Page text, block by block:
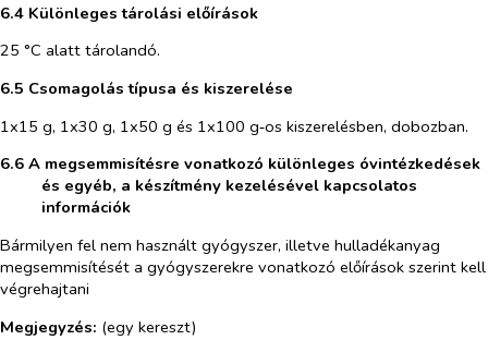
6.4 Különleges tárolási előírások
25 °C alatt tárolandó.
6.5 Csomagolás típusa és kiszerelése
1x15 g, 1x30 g, 1x50 g és 1x100 g‑os kiszerelésben, dobozban.
6.6 A megsemmisítésre vonatkozó különleges óvintézkedések
és egyéb, a készítmény kezelésével kapcsolatos
információk
Bármilyen fel nem használt gyógyszer, illetve hulladékanyag
megsemmisítését a gyógyszerekre vonatkozó előírások szerint kell
végrehajtani
Megjegyzés: (egy kereszt)